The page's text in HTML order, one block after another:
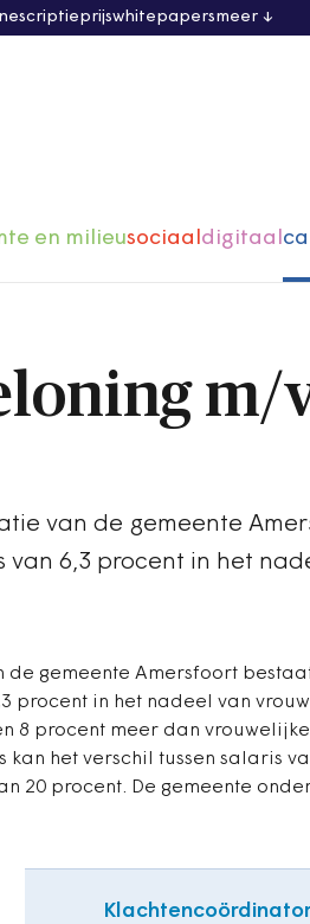
scriptieprijswhitepapersmeer
en milieusociaaldigitaal
m/
van de gemeente
van 6,3 procent in het
de gemeente Amersfoort
procent in het nadeel van
8 procent meer dan vrouwelijke
het verschil tussen salaris
20 procent. De gemeente